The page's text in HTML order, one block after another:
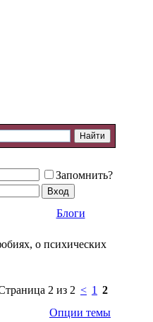
Запомнить?
Блоги
о психических
2 из 2 < 1 2
Опции темы